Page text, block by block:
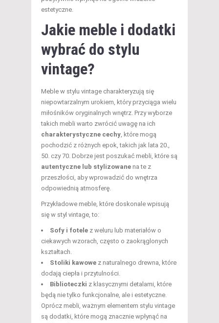
estetyczne.
Jakie meble i dodatki
wybrać do stylu
vintage?
Meble w stylu vintage charakteryzują się
niepowtarzalnym urokiem, który przyciąga wielu
miłośników oryginalnych wnętrz. Przy wyborze
takich mebli warto zwrócić uwagę na ich
charakterystyczne cechy, które mogą
pochodzić z różnych epok, takich jak lata 20.,
50. czy 70. Dobrze jest poszukać mebli, które są
autentyczne lub stylizowane na te z
przeszłości, aby wprowadzić do wnętrza
odpowiednią atmosferę.
Przykładowe meble, które doskonale wpisują
się w styl vintage, to:
Sofy i fotele z weluru lub materiałów o
ciekawych wzorach, często o zaokrąglonych
kształtach.
Stoliki kawowe z naturalnego drewna, które
dodają ciepła i przytulności.
Biblioteczki z klasycznymi detalami, które
będą nie tylko funkcjonalne, ale i estetyczne.
Oprócz mebli, ważnym elementem stylu vintage
są dodatki, które mogą znacznie wpłynąć na